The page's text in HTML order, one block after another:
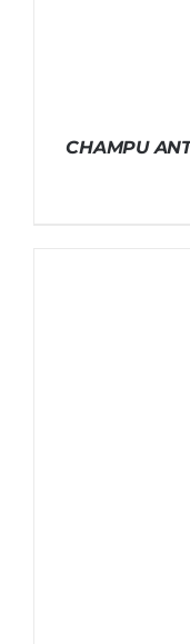
CHAMPU